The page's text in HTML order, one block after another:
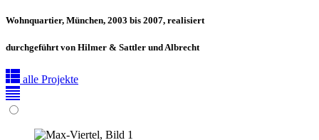
Wohnquartier, München, 2003 bis 2007, realisiert
durchgeführt von Hilmer & Sattler und Albrecht
alle Projekte